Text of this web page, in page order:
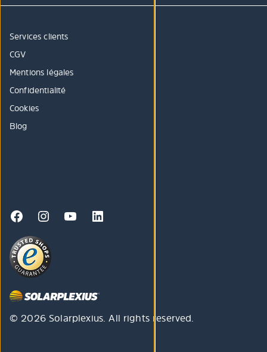
Services clients
CGV
Mentions légales
Confidentialité
Cookies
Blog
© 2026 Solarplexius. All rights reserved.